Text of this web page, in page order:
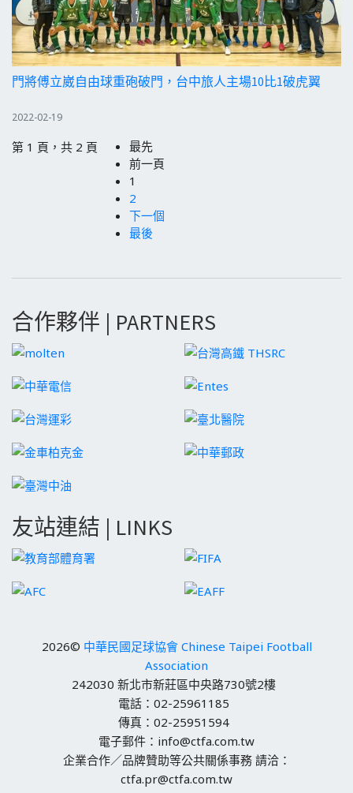
門將傅立崴自由球重砲破門，台中旅人主場10比1破虎翼
2022-02-19
第 1 頁，共 2 頁
最先
前一頁
1
2
下一個
最後
合作夥伴 | PARTNERS
友站連結 | LINKS
2026© 中華民國足球協會 Chinese Taipei Football
Association
242030 新北市新莊區中央路730號2樓
電話：02-25961185
傳真：02-25951594
電子郵件：info@ctfa.com.tw
企業合作／品牌贊助等公共關係事務 請洽：
ctfa.pr@ctfa.com.tw